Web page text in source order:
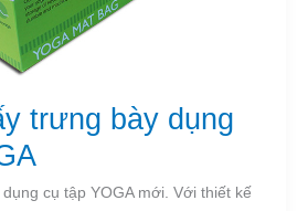
trưng bày dụng
cụ tập YOGA mới. Với thiết kế